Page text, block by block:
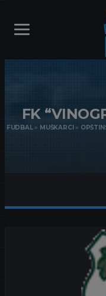
FK
FUDBAL» MUŠKARCI»